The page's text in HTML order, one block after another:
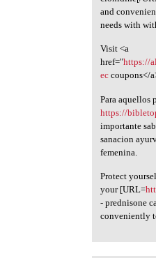
and
needs with
Visit <a
href="https://
eccoupons</
Para aquellos
https://
importante
sanacion
femenina.
Protect
your [URL=
- prednisone
conveniently